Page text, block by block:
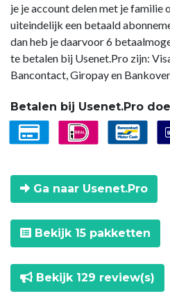
je je account delen met je familie
uiteindelijk een betaald
dan heb je daarvoor 6
te betalen bij Usenet.Pro zijn:
Bancontact, Giropay en
Betalen bij Usenet.Pro
Ga naar Usenet.Pro
Bekijk 15 pakketten
Bekijk 129 review(s)